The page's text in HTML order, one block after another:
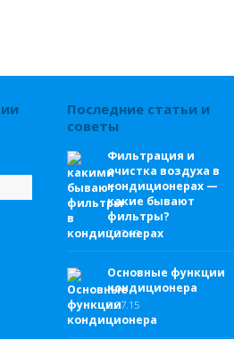
Последние статьи и
советы
Фильтрация и
очистка воздуха в
кондиционерах —
какие бывают
фильтры?
7.07.15
Основные функции
кондиционера
6.07.15